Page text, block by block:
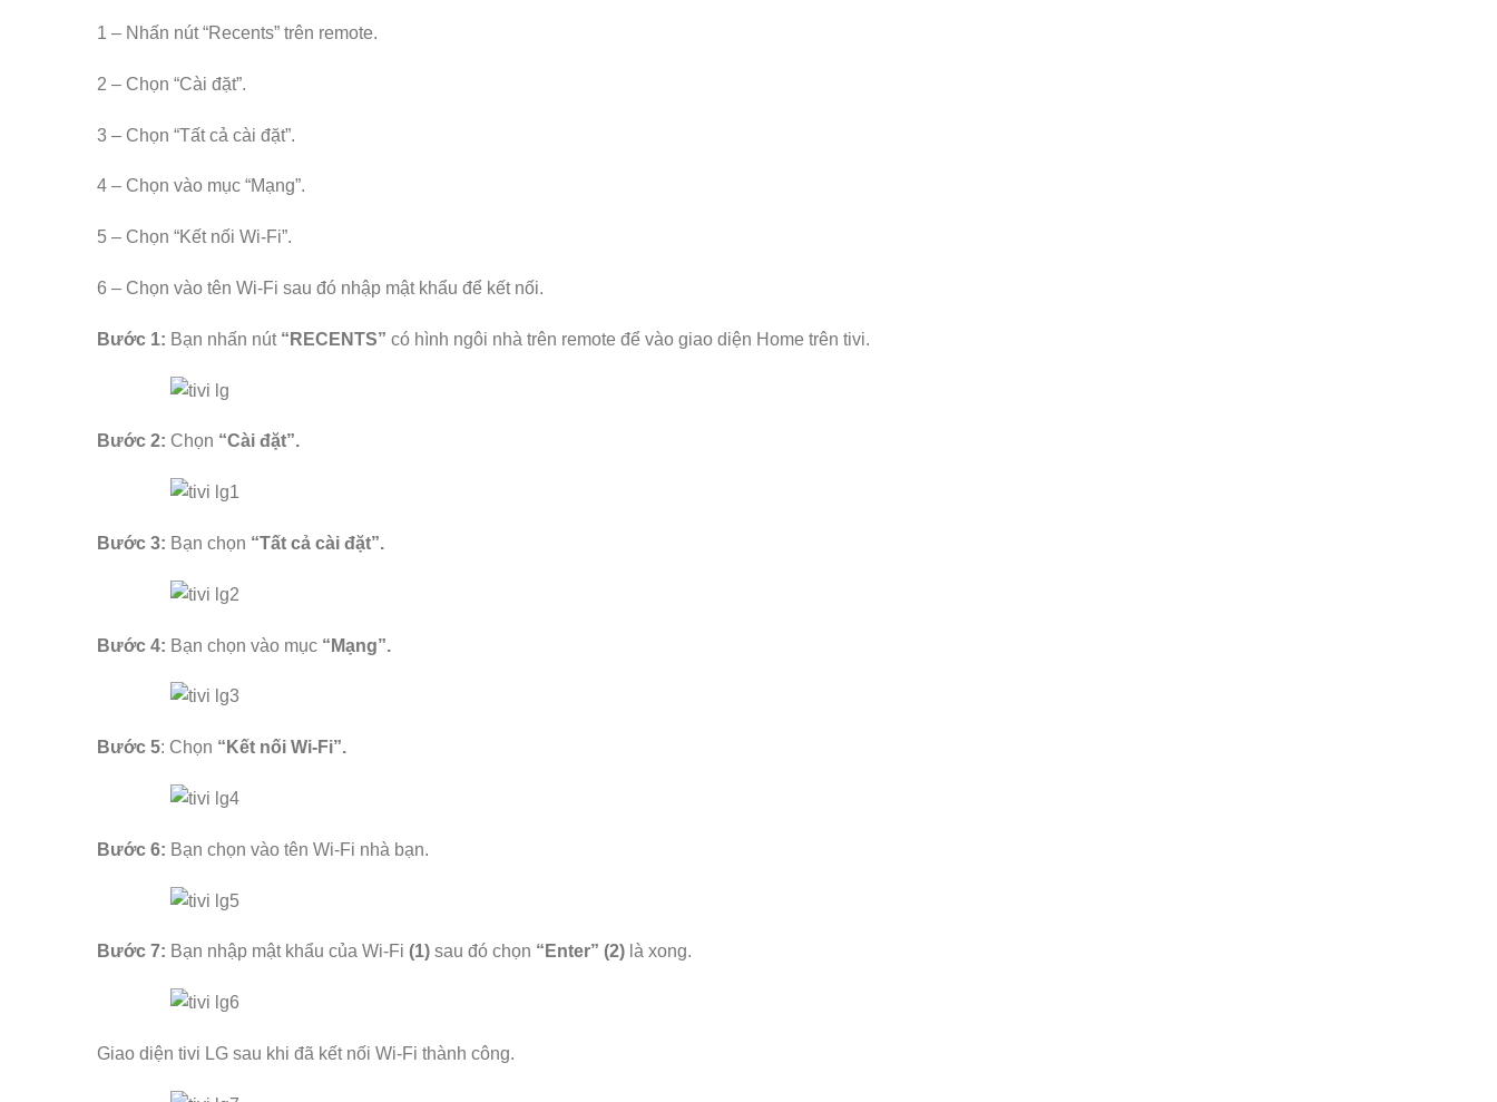
1 – Nhấn nút “Recents” trên remote.
2 – Chọn “Cài đặt”.
3 – Chọn “Tất cả cài đặt”.
4 – Chọn vào mục “Mạng”.
5 – Chọn “Kết nối Wi-Fi”.
6 – Chọn vào tên Wi-Fi sau đó nhập mật khẩu để kết nối.
Bước 1: Bạn nhấn nút “RECENTS” có hình ngôi nhà trên remote để vào giao diện Home trên tivi.
Bước 2: Chọn “Cài đặt”.
Bước 3: Bạn chọn “Tất cả cài đặt”.
Bước 4: Bạn chọn vào mục “Mạng”.
Bước 5: Chọn “Kết nối Wi-Fi”.
Bước 6: Bạn chọn vào tên Wi-Fi nhà bạn.
Bước 7: Bạn nhập mật khẩu của Wi-Fi (1) sau đó chọn “Enter” (2) là xong.
Giao diện tivi LG sau khi đã kết nối Wi-Fi thành công.